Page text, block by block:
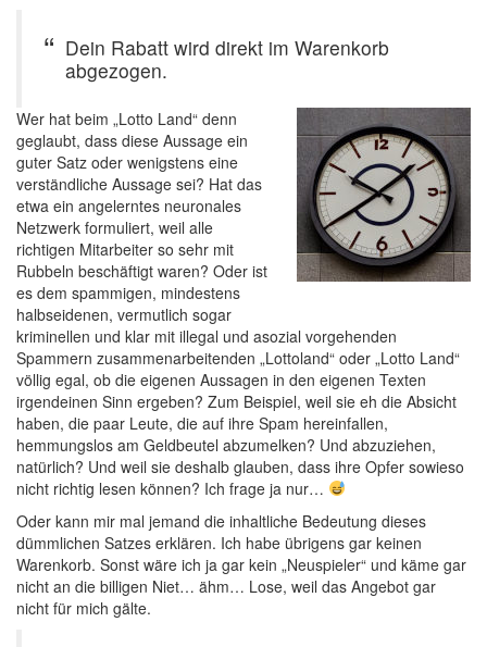
Dein Rabatt wird direkt im Warenkorb
abgezogen.
Wer hat beim „Lotto Land“ denn
geglaubt, dass diese Aussage ein
guter Satz oder wenigstens eine
verständliche Aussage sei? Hat das
etwa ein angelerntes neuronales
Netzwerk formuliert, weil alle
richtigen Mitarbeiter so sehr mit
Rubbeln beschäftigt waren? Oder ist
es dem spammigen, mindestens
halbseidenen, vermutlich sogar
kriminellen und klar mit illegal und asozial vorgehenden
Spammern zusammenarbeitenden „Lottoland“ oder „Lotto Land“
völlig egal, ob die eigenen Aussagen in den eigenen Texten
irgendeinen Sinn ergeben? Zum Beispiel, weil sie eh die Absicht
haben, die paar Leute, die auf ihre Spam hereinfallen,
hemmungslos am Geldbeutel abzumelken? Und abzuziehen,
natürlich? Und weil sie deshalb glauben, dass ihre Opfer sowieso
nicht richtig lesen können? Ich frage ja nur…
Oder kann mir mal jemand die inhaltliche Bedeutung dieses
dümmlichen Satzes erklären. Ich habe übrigens gar keinen
Warenkorb. Sonst wäre ich ja gar kein „Neuspieler“ und käme gar
nicht an die billigen Niet… ähm… Lose, weil das Angebot gar
nicht für mich gälte.